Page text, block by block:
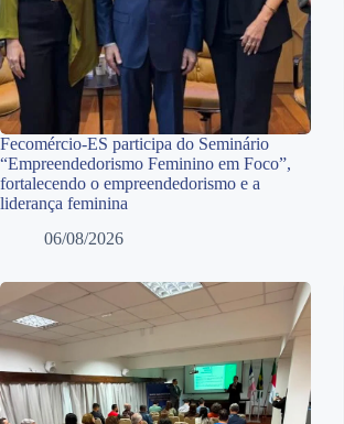
Fecomércio-ES participa do Seminário
“Empreendedorismo Feminino em Foco”,
fortalecendo o empreendedorismo e a
liderança feminina
06/08/2026